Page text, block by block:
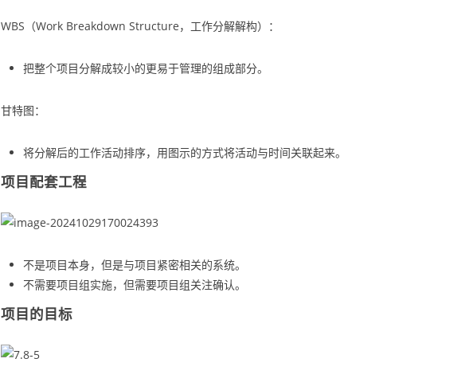
WBS（Work Breakdown Structure，工作分解解构）：
把整个项目分解成较小的更易于管理的组成部分。
甘特图：
将分解后的工作活动排序，用图示的方式将活动与时间关联起来。
项目配套工程
不是项目本身，但是与项目紧密相关的系统。
不需要项目组实施，但需要项目组关注确认。
项目的目标